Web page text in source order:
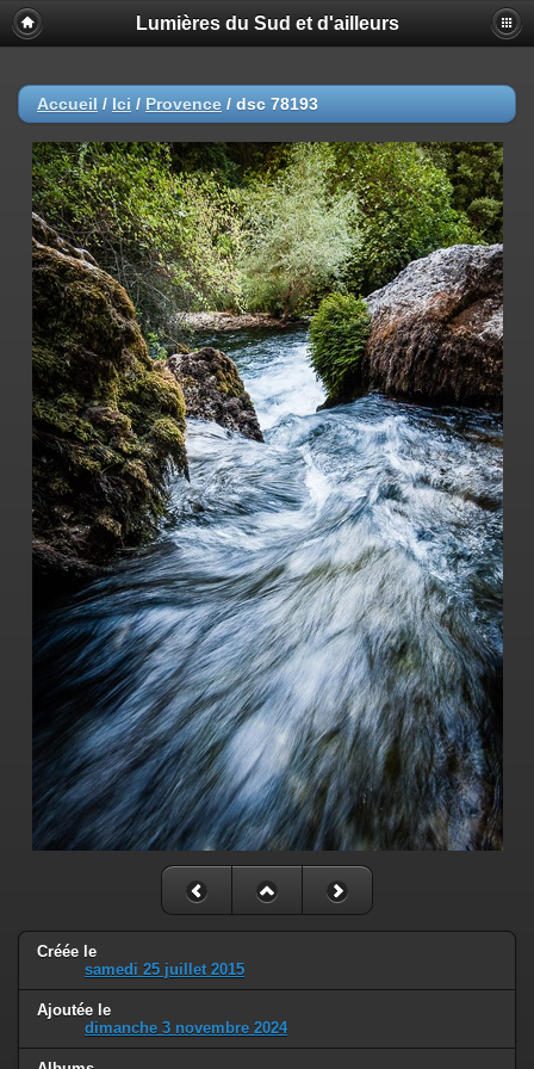
Lumières du Sud et d'ailleurs
Accueil / Ici / Provence / dsc 78193
Créée le
samedi 25 juillet 2015
Ajoutée le
dimanche 3 novembre 2024